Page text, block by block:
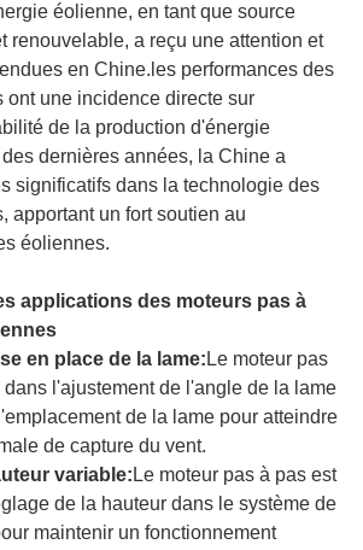
éolienne, en tant que source
renouvelable, a reçu une attention et
en Chine.les performances des
ont une incidence directe sur
de la production d'énergie
dernières années, la Chine a
significatifs dans la technologie des
apportant un fort soutien au
éoliennes.
applications des moteurs pas à
en place de la lame: Le moteur pas
l'ajustement de l'angle de la lame
de la lame pour atteindre
de capture du vent.
variable: Le moteur pas à pas est
de la hauteur dans le système de
maintenir un fonctionnement